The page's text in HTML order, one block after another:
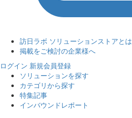
訪日ラボ ソリューションストアとは
掲載をご検討の企業様へ
ログイン 新規会員登録
ソリューションを探す
カテゴリから探す
特集記事
インバウンドレポート